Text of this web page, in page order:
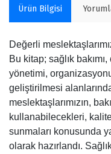
Ürün Bilgisi
Değerli
Bu kitap; sağlık
yönetimi,
geliştirilmesi
meslektaşlarımızın,
kullanabilecekleri,
sunmaları konusunda
olarak hazırlandı.